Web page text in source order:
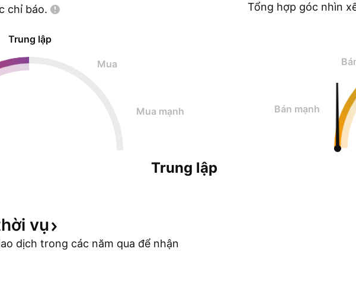
chỉ báo.
Trung lập
Mua
Mua mạnh
Trung lập
Tổng hợp góc nhìn
Bán mạnh
vụ
dịch trong các năm qua để nhận